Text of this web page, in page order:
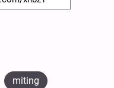
miting